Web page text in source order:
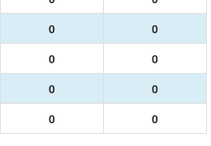
0
0
0
0
0
0
0 0